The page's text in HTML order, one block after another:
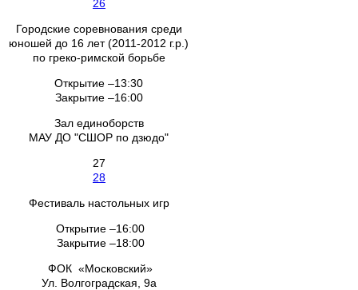
26
Городские соревнования среди
юношей до 16 лет (2011-2012 г.р.)
по греко-римской борьбе
Открытие –13:30
Закрытие –16:00
Зал единоборств
МАУ ДО "СШОР по дзюдо"
27
28
Фестиваль настольных игр
Открытие –16:00
Закрытие –18:00
ФОК «Московский»
Ул. Волгоградская, 9а